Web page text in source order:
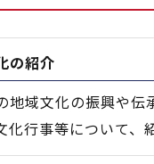
の紹介
地域文化の振興や伝
化行事等について、